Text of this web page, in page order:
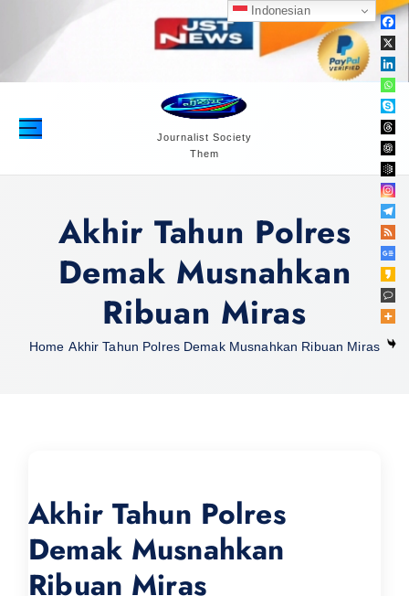
n
Journalist Society
Them
Akhir Tahun Polres
Demak Musnahkan
Ribuan Miras
Home Akhir Tahun Polres Demak Musnahkan Ribuan Miras
Akhir Tahun Polres
Demak Musnahkan
Ribuan Miras
Indonesian